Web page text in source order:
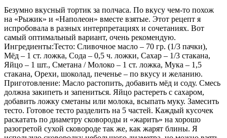
Безумно вкусный тортик за полчаса. По вкусу чем-то похож
на «Рыжик» и «Наполеон» вместе взятые. Этот рецепт я
испробовала в разных интерпретациях и сочетаниях. Вот
самый оптимальный вариант, очень рекомендую.
Ингредиенты:Тесто: Сливочное масло – 70 гр. (1/3 пачки),
Мёд – 1 ст. ложка, Сода – 0,5 ч. ложки, Сахар – 1/3 стакана,
Яйцо – 1 шт., Сметана / Молоко – 1 ст. ложка, Мука – 1,5
стакана, Орехи, шоколад, печенье – по вкусу и желанию.
Приготовление: Масло растопить, добавить мёд и соду. Смесь
должна закипеть и запениться. Яйцо растереть с сахаром,
добавить ложку сметаны или молока, всыпать муку. Замесить
тесто. Готовое тесто разделить на 5 частей. Каждый кусочек
раскатать по диаметру сковороды и «жарить» на хорошо
разогретой сухой сковороде так же, как жарят блины. Я